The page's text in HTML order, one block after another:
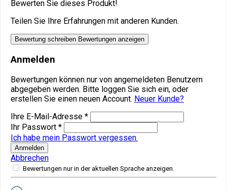
Bewerten Sie dieses Produkt!
Teilen Sie Ihre Erfahrungen mit anderen Kunden.
Bewertung schreiben Bewertungen anzeigen
Anmelden
Bewertungen können nur von angemeldeten Benutzern
abgegeben werden. Bitte loggen Sie sich ein, oder
erstellen Sie einen neuen Account. Neuer Kunde?
Ihre E-Mail-Adresse *
Ihr Passwort *
Ich habe mein Passwort vergessen.
Anmelden
Abbrechen
Bewertungen nur in der aktuellen Sprache anzeigen.